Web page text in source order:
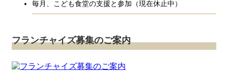
毎月、こども食堂の支援と参加（現在休止中）
フランチャイズ募集のご案内